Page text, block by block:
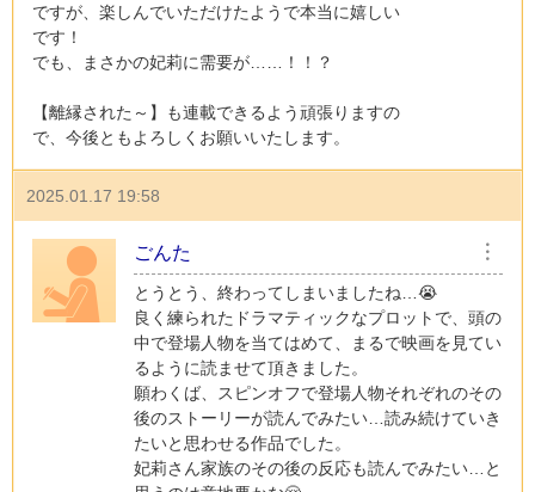
ですが、楽しんでいただけたようで本当に嬉しい
です！
でも、まさかの妃莉に需要が……！！？
【離縁された～】も連載できるよう頑張りますの
で、今後ともよろしくお願いいたします。
2025.01.17 19:58
ごんた ︙
とうとう、終わってしまいましたね…😭
良く練られたドラマティックなプロットで、頭の
中で登場人物を当てはめて、まるで映画を見てい
るように読ませて頂きました。
願わくば、スピンオフで登場人物それぞれのその
後のストーリーが読んでみたい…読み続けていき
たいと思わせる作品でした。
妃莉さん家族のその後の反応も読んでみたい…と